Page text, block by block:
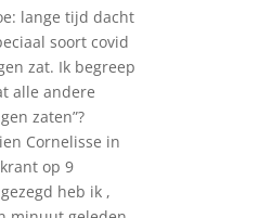
lange tijd dacht
soort covid
zat. Ik begreep
alle andere
zaten”?
Cornelisse in
op 9
heb ik ,